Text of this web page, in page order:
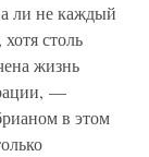
ли не каждый
столь
жизнь
—
в этом